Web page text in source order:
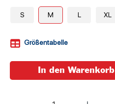
S M L XL
Größentabelle
In den Warenkorb